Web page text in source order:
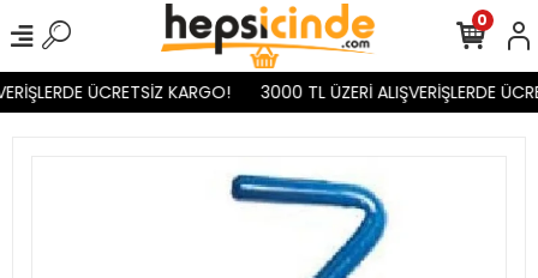
ÜCRETSİZ KARGO! 3000 TL ÜZERİ ALIŞVERİŞLERDE
0